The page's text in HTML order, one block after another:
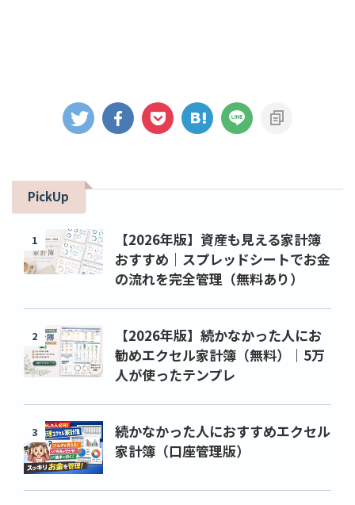
PickUp
1
【2026年版】資産も見える家計簿
おすすめ｜スプレッドシートでお金
の流れを完全管理（無料あり）
2
【2026年版】続かなかった人にお
勧めエクセル家計簿（無料）｜5万
人が使ったテンプレ
3
続かなかった人におすすめエクセル
家計簿（口座管理版）